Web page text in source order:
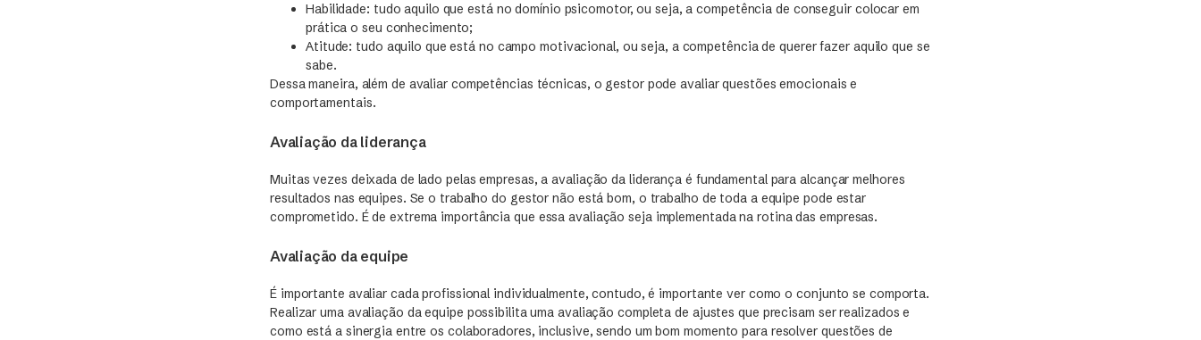
Habilidade: tudo aquilo que está no domínio psicomotor, ou seja, a competência de conseguir colocar em
prática o seu conhecimento;
Atitude: tudo aquilo que está no campo motivacional, ou seja, a competência de querer fazer aquilo que se
sabe.
Dessa maneira, além de avaliar competências técnicas, o gestor pode avaliar questões emocionais e
comportamentais.
Avaliação da liderança
Muitas vezes deixada de lado pelas empresas, a avaliação da liderança é fundamental para alcançar melhores
resultados nas equipes. Se o trabalho do gestor não está bom, o trabalho de toda a equipe pode estar
comprometido. É de extrema importância que essa avaliação seja implementada na rotina das empresas.
Avaliação da equipe
É importante avaliar cada profissional individualmente, contudo, é importante ver como o conjunto se comporta.
Realizar uma avaliação da equipe possibilita uma avaliação completa de ajustes que precisam ser realizados e
como está a sinergia entre os colaboradores, inclusive, sendo um bom momento para resolver questões de